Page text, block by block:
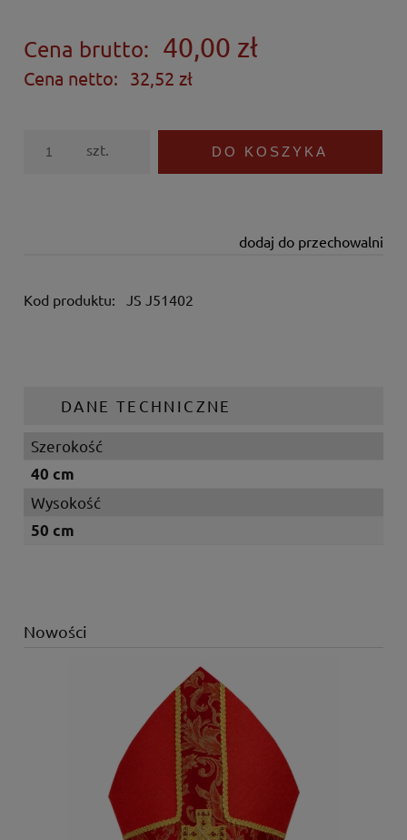
Cena brutto: 40,00 zł
Cena netto: 32,52 zł
szt. DO KOSZYKA
dodaj do przechowalni
Kod produktu: JS J51402
DANE TECHNICZNE
Szerokość
40 cm
Wysokość
50 cm
Nowości